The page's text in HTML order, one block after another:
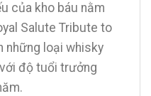
của kho báu nằm
Salute Tribute to
những loại whisky
độ tuổi trưởng